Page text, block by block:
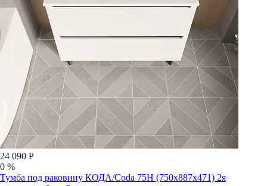
24 090 Р
0 %
Тумба под раковину КОДА/Coda 75Н (750х887х471) 2я